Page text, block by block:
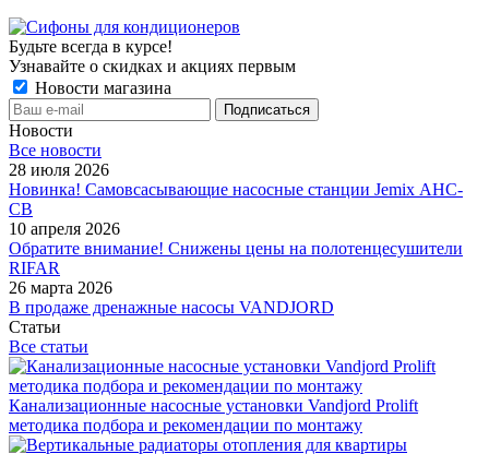
Будьте всегда в курсе!
Узнавайте о скидках и акциях первым
Новости магазина
Новости
Все новости
28 июля 2026
Новинка! Самовсасывающие насосные станции Jemix АНС-
СВ
10 апреля 2026
Обратите внимание! Снижены цены на полотенцесушители
RIFAR
26 марта 2026
В продаже дренажные насосы VANDJORD
Статьи
Все статьи
Канализационные насосные установки Vandjord Prolift
методика подбора и рекомендации по монтажу